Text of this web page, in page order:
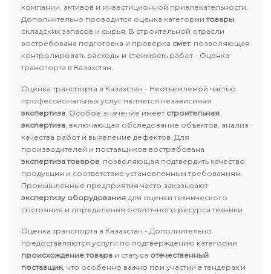
компании, активов и инвестиционной привлекательности.
Дополнительно проводится оценка категориитовары,
складских запасов и сырья. В строительной отрасли
востребована подготовка и проверка смет, позволяющая
контролировать расходы и стоимость работ - Оценка
транспорта в Казахстан.
Оценка транспорта в Казахстан - Неотъемлемой частью
профессиональных услуг является независимая
экспертиза. Особое значение имеет строительная
экспертиза, включающая обследование объектов, анализ
качества работ и выявление дефектов. Для
производителей и поставщиков востребована
экспертиза товаров, позволяющая подтвердить качество
продукции и соответствие установленным требованиям.
Промышленные предприятия часто заказывают
экспертизу оборудования для оценки технического
состояния и определения остаточного ресурса техники.
Оценка транспорта в Казахстан - Дополнительно
предоставляются услуги по подтверждению категории
происхождение товара и статуса отечественный
поставщик, что особенно важно при участии в тендерах и